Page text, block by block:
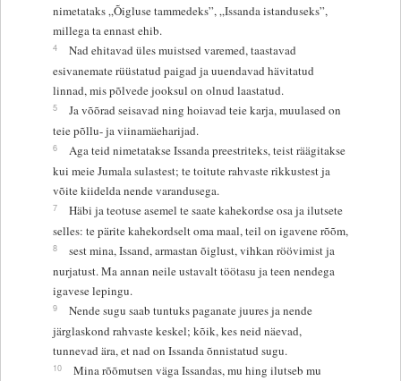
nimetataks „Õigluse tammedeks”, „Issanda istanduseks”,
millega ta ennast ehib.
4
Nad ehitavad üles muistsed varemed, taastavad
esivanemate rüüstatud paigad ja uuendavad hävitatud
linnad, mis põlvede jooksul on olnud laastatud.
5
Ja võõrad seisavad ning hoiavad teie karja, muulased on
teie põllu- ja viinamäeharijad.
6
Aga teid nimetatakse Issanda preestriteks, teist räägitakse
kui meie Jumala sulastest; te toitute rahvaste rikkustest ja
võite kiidelda nende varandusega.
7
Häbi ja teotuse asemel te saate kahekordse osa ja ilutsete
selles: te pärite kahekordselt oma maal, teil on igavene rõõm,
8
sest mina, Issand, armastan õiglust, vihkan röövimist ja
nurjatust. Ma annan neile ustavalt töötasu ja teen nendega
igavese lepingu.
9
Nende sugu saab tuntuks paganate juures ja nende
järglaskond rahvaste keskel; kõik, kes neid näevad,
tunnevad ära, et nad on Issanda õnnistatud sugu.
10
Mina rõõmutsen väga Issandas, mu hing ilutseb mu